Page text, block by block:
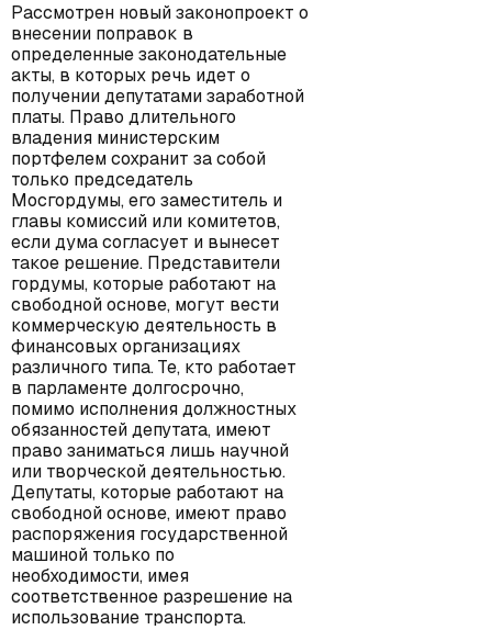
Рассмотрен новый законопроект о
внесении поправок в
определенные законодательные
акты, в которых речь идет о
получении депутатами заработной
платы. Право длительного
владения министерским
портфелем сохранит за собой
только председатель
Мосгордумы, его заместитель и
главы комиссий или комитетов,
если дума согласует и вынесет
такое решение. Представители
гордумы, которые работают на
свободной основе, могут вести
коммерческую деятельность в
финансовых организациях
различного типа. Те, кто работает
в парламенте долгосрочно,
помимо исполнения должностных
обязанностей депутата, имеют
право заниматься лишь научной
или творческой деятельностью.
Депутаты, которые работают на
свободной основе, имеют право
распоряжения государственной
машиной только по
необходимости, имея
соответственное разрешение на
использование транспорта.